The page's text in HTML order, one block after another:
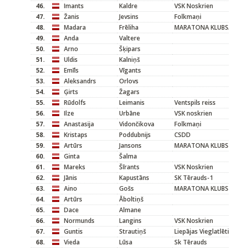
46.
Imants Kaldre
VSK Noskrien
47.
Žanis Jevsins
Folkmaņi
48.
Madara Frēliha
MARATONA
49.
Anda
Valtere
50.
Arno
Šķipars
51.
Uldis
Kalniņš
52.
Emīls
Vīgants
53.
Aleksandrs
Orlovs
54.
Ģirts
Žagars
55.
Rūdolfs Leimanis
Ventspils reiss
56.
Ilze Urbāne
VSK noskrien
57.
Anastasija Vidončikova
Folkmaņi
58.
Kristaps Poddubnijs
CSDD
59.
Artūrs Jansons
MARATONA KLUBS
60.
Ginta
Šalma
61.
Mareks Šīrants
VSK Noskrien
62.
Jānis Kapustāns
SK Tērauds-1
63.
Aino Gošs
MARATONA KLUBS
64.
Artūrs
Āboltiņš
65.
Dace
Almane
66.
Normunds Langins
VSK Noskrien
67.
Guntis Strautiņš
Liepājas
68.
Vieda Lūsa
Sk Tērauds